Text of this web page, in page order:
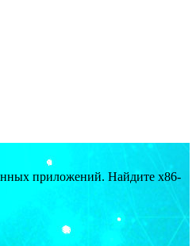
приложений. Найдите x86-